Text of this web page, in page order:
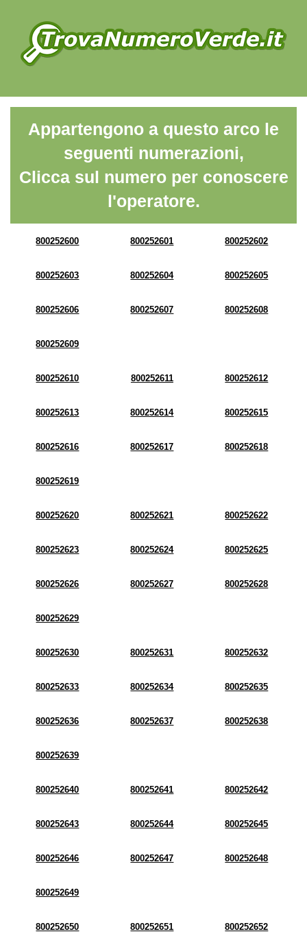
Appartengono a questo arco le
seguenti numerazioni,
Clicca sul numero per conoscere
l'operatore.
800252600 800252601 800252602
800252603 800252604 800252605
800252606 800252607 800252608
800252609
800252610 800252611 800252612
800252613 800252614 800252615
800252616 800252617 800252618
800252619
800252620 800252621 800252622
800252623 800252624 800252625
800252626 800252627 800252628
800252629
800252630 800252631 800252632
800252633 800252634 800252635
800252636 800252637 800252638
800252639
800252640 800252641 800252642
800252643 800252644 800252645
800252646 800252647 800252648
800252649
800252650 800252651 800252652